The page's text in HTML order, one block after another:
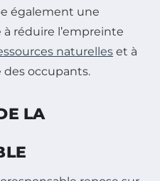
également une
réduire l’empreinte
naturelles et à
des occupants.
LA